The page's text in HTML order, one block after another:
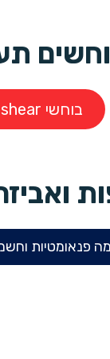
בוחשי High shear
פנאומטיות